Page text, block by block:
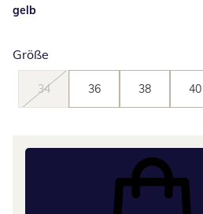
gelb
Größe
34 36 38 40